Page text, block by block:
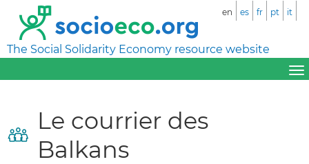
The Social Solidarity Economy resource website
en es fr pt it
Le courrier des
Balkans